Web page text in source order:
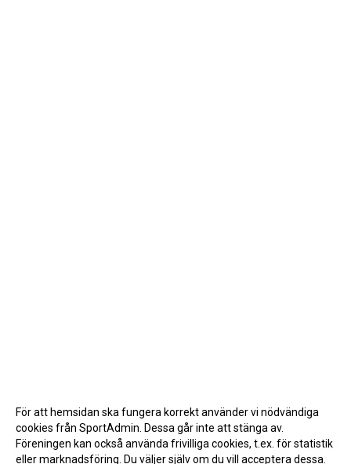
För att hemsidan ska fungera korrekt använder vi nödvändiga
cookies från SportAdmin. Dessa går inte att stänga av.
Föreningen kan också använda frivilliga cookies, t.ex. för statistik
eller marknadsföring. Du väljer själv om du vill acceptera dessa.